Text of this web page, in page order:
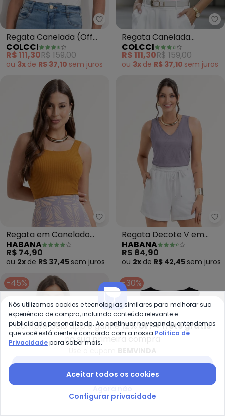
Colcci - Regata Canelada (Off
Regata Canelada (Off
White)
COLCCI
R$ 111,30R$ 159,00
ou 3x de R$ 37,10 sem juros
Regata Canelada
(Vermelho)
COLCCI
R$ 111,30R$ 159,00
ou 3x de R$ 37,10 sem juros
Habana - Regata em Canelado
Regata em Canelado
(Laranja)
HABANA
R$ 74,90
ou 2x de R$ 37,45 sem juros
Regata Decote V em
Misturinha (Roxo)
HABANA
R$ 84,90
ou 2x de R$ 42,45 sem juros
-45% -30%
Compre pelo app e ganhe12% OFF + frete grátis
na sua primeira compra
Nós utilizamos cookies e tecnologias similares para melhorar sua
experiência de compra, incluindo conteúdo relevante e
publicidade personalizada. Ao continuar navegando, entendemos
que você está ciente e concorda com a nossa Política de
Privacidadepara saber mais.
Aceitar todos os cookies
Configurar privacidade